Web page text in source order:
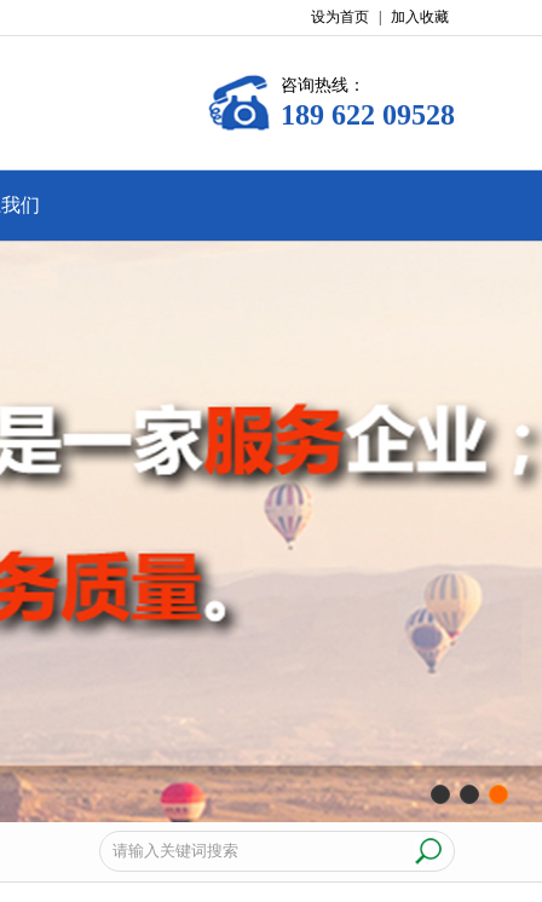
设为首页 加入收藏
咨询热线：
189 622 09528
们